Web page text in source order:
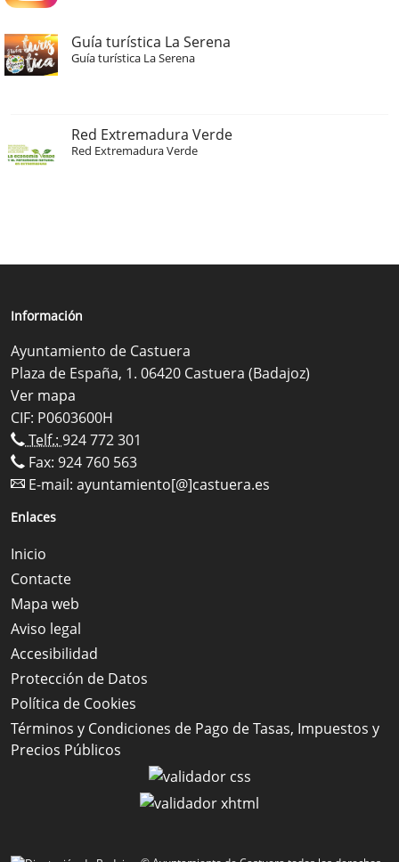
Guía turística La Serena
Guía turística La Serena
Red Extremadura Verde
Red Extremadura Verde
Información
Ayuntamiento de Castuera
Plaza de España, 1. 06420 Castuera (Badajoz)
Ver mapa
CIF: P0603600H
Telf.: 924 772 301
Fax: 924 760 563
E-mail: ayuntamiento[@]castuera.es
Enlaces
Inicio
Contacte
Mapa web
Aviso legal
Accesibilidad
Protección de Datos
Política de Cookies
Términos y Condiciones de Pago de Tasas, Impuestos y
Precios Públicos